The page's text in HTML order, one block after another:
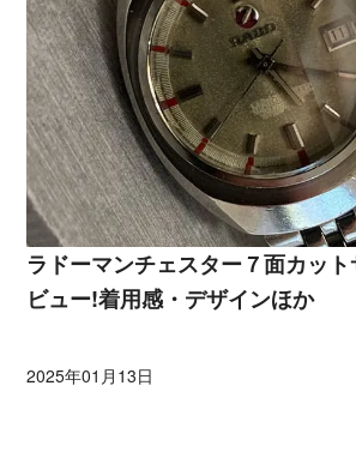
ラドーマンチェスター７面カッ
ビュー!着用感・デザインほか
2025年01月13日